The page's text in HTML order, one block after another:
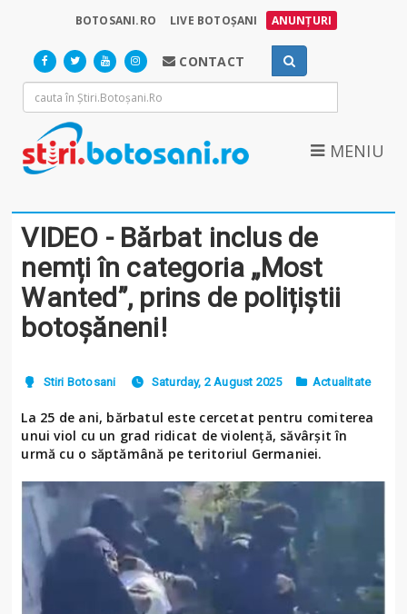
BOTOSANI.RO LIVE BOTOȘANI ANUNȚURI
CONTACT
MENIU
VIDEO - Bărbat inclus de
nemți în categoria „Most
Wanted”, prins de polițiștii
botoșăneni!
Stiri Botosani Saturday, 2 August 2025 Actualitate
La 25 de ani, bărbatul este cercetat pentru comiterea
unui viol cu un grad ridicat de violență, săvârșit în
urmă cu o săptămână pe teritoriul Germaniei.